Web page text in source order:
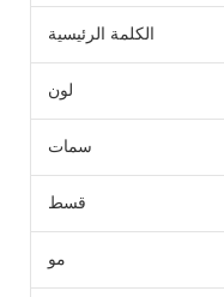
الكلمة الرئيسية
لون
سمات
قسط
مو